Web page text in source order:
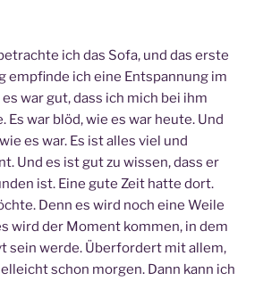
ich das Sofa, und das erste
empfinde ich eine Entspannung im
war gut, dass ich mich bei ihm
Es war blöd, wie es war heute. Und
es war. Es ist alles viel und
Und es ist gut zu wissen, dass er
ist. Eine gute Zeit hatte dort.
Denn es wird noch eine Weile
wird der Moment kommen, in dem
sein werde. Überfordert mit allem,
schon morgen. Dann kann ich